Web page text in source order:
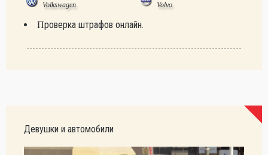
Volkswagen
Volvo
Проверка штрафов онлайн.
Девушки и автомобили